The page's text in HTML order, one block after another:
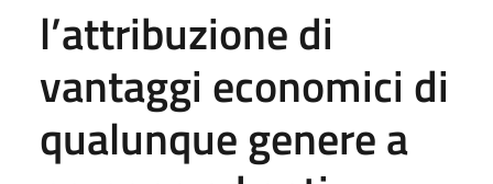
l’attribuzione di
vantaggi economici di
qualunque genere a